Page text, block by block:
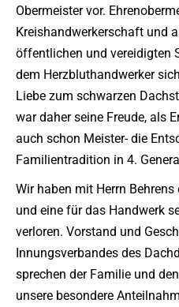
Obermeister vor.
Kreishandwerkerschaft und
öffentlichen und vereidigten
dem Herzbluthandwerker
Liebe zum schwarzen
war daher seine Freude, als
auch schon Meister- die
Familientradition in 4.
Wir haben mit Herrn
und eine für das Handwerk
verloren. Vorstand und
Innungsverbandes des
sprechen der Familie und
unsere besondere